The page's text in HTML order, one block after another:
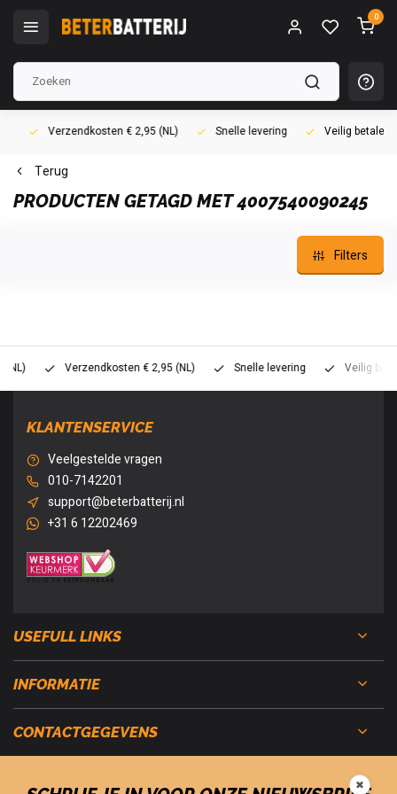
0
Verzendkosten € 2,95 (NL) Snelle levering Veilig betalen
Terug
PRODUCTEN GETAGD MET 4007540090245
Filters
Verzendkosten € 2,95 (NL) Snelle levering Veilig betalen
KLANTENSERVICE
Veelgestelde vragen
010-7142201
support@beterbatterij.nl
+31 6 12202469
USEFULL LINKS
INFORMATIE
CONTACTGEGEVENS
✖